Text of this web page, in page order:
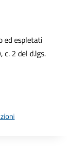
ed espletati
2 del d.lgs.